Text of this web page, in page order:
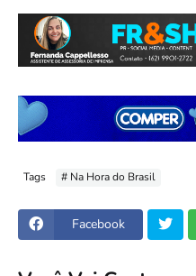
Tags # Na Hora do Brasil
Facebook